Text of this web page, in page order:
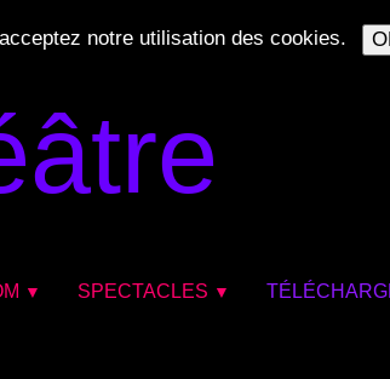
notre utilisation des cookies.
▼ SPECTACLES ▼